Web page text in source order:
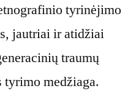
tyrinėjimo
jautriai ir atidžiai
traumų
medžiaga.